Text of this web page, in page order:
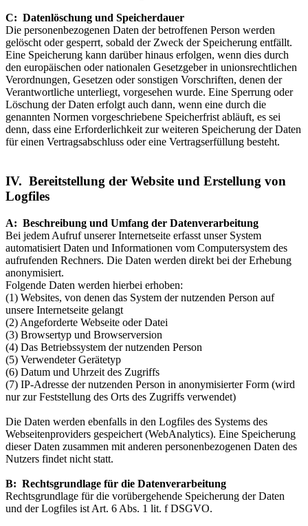
C: Datenlöschung und Speicherdauer
Die personenbezogenen Daten der betroffenen Person werden
gelöscht oder gesperrt, sobald der Zweck der Speicherung entfällt.
Eine Speicherung kann darüber hinaus erfolgen, wenn dies durch
den europäischen oder nationalen Gesetzgeber in unionsrechtlichen
Verordnungen, Gesetzen oder sonstigen Vorschriften, denen der
Verantwortliche unterliegt, vorgesehen wurde. Eine Sperrung oder
Löschung der Daten erfolgt auch dann, wenn eine durch die
genannten Normen vorgeschriebene Speicherfrist abläuft, es sei
denn, dass eine Erforderlichkeit zur weiteren Speicherung der Daten
für einen Vertragsabschluss oder eine Vertragserfüllung besteht.
IV. Bereitstellung der Website und Erstellung von
Logfiles
A: Beschreibung und Umfang der Datenverarbeitung
Bei jedem Aufruf unserer Internetseite erfasst unser System
automatisiert Daten und Informationen vom Computersystem des
aufrufenden Rechners. Die Daten werden direkt bei der Erhebung
anonymisiert.
Folgende Daten werden hierbei erhoben:
(1) Websites, von denen das System der nutzenden Person auf
unsere Internetseite gelangt
(2) Angeforderte Webseite oder Datei
(3) Browsertyp und Browserversion
(4) Das Betriebssystem der nutzenden Person
(5) Verwendeter Gerätetyp
(6) Datum und Uhrzeit des Zugriffs
(7) IP-Adresse der nutzenden Person in anonymisierter Form (wird
nur zur Feststellung des Orts des Zugriffs verwendet)
Die Daten werden ebenfalls in den Logfiles des Systems des
Webseitenproviders gespeichert (WebAnalytics). Eine Speicherung
dieser Daten zusammen mit anderen personenbezogenen Daten des
Nutzers findet nicht statt.
B: Rechtsgrundlage für die Datenverarbeitung
Rechtsgrundlage für die vorübergehende Speicherung der Daten
und der Logfiles ist Art. 6 Abs. 1 lit. f DSGVO.